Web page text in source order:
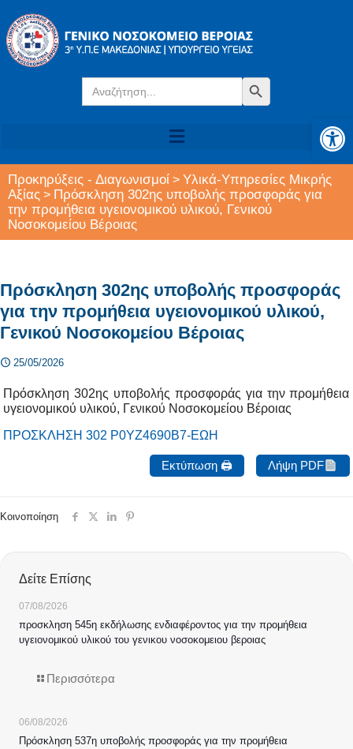
Search
for:
Search Button
Προκηρύξεις - Διαγωνισμοί > Υλικά-Υπηρεσίες Μικρής
Αξίας > Πρόσκληση 302ης υποβολής προσφοράς για
την προμήθεια υγειονομικού υλικού, Γενικού
Νοσοκομείου Βέροιας
Πρόσκληση 302ης υποβολής προσφοράς
για την προμήθεια υγειονομικού υλικού,
Γενικού Νοσοκομείου Βέροιας
25/05/2026
Πρόσκληση 302ης υποβολής προσφοράς για την προμήθεια
υγειονομικού υλικού, Γενικού Νοσοκομείου Βέροιας
ΠΡΟΣΚΛΗΣΗ 302 Ρ0ΥΖ4690Β7-ΕΩΗ
Εκτύπωση 🖨 Λήψη PDF
Κοινοποίηση
Δείτε Επίσης
07/08/2026
προσκληση 545η εκδήλωσης ενδιαφέροντος για την προμήθεια
υγειονομικού υλικού του γενικου νοσοκομειου βεροιας
Περισσότερα
06/08/2026
Πρόσκληση 537η υποβολής προσφοράς για την προμήθεια